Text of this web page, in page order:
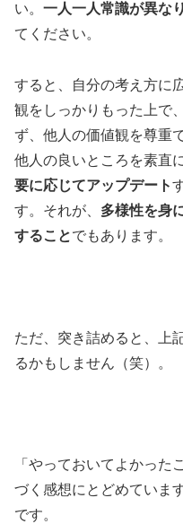
い。 一人一人常識が異な
てください。
すると、自分の考え方に
観をしっかりもった上で
ず、他人の価値観を尊重
他人の良いところを素直
要に応じてアップデート
す。それが、 多様性を身
することでもあります。
ただ、突き詰めると、上
るかもしません（笑）。
「やっておいてよかった
づく感想にとどめていま
です。